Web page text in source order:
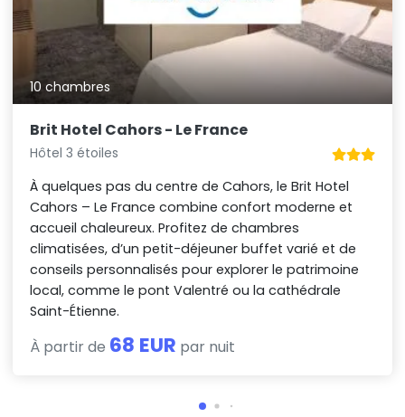
10 chambres
Brit Hotel Cahors - Le France
Hôtel 3 étoiles
À quelques pas du centre de Cahors, le Brit Hotel
Cahors – Le France combine confort moderne et
accueil chaleureux. Profitez de chambres
climatisées, d’un petit-déjeuner buffet varié et de
conseils personnalisés pour explorer le patrimoine
local, comme le pont Valentré ou la cathédrale
Saint-Étienne.
À partir de 68 EUR par nuit